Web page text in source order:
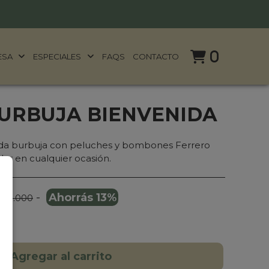
ESPECIALES FAQS CONTACTO 0
BIENVENIDA
burbuja con peluches y bombones Ferrero
en cualquier ocasión.
159.000 - Ahorrás 13%
Agregar al carrito